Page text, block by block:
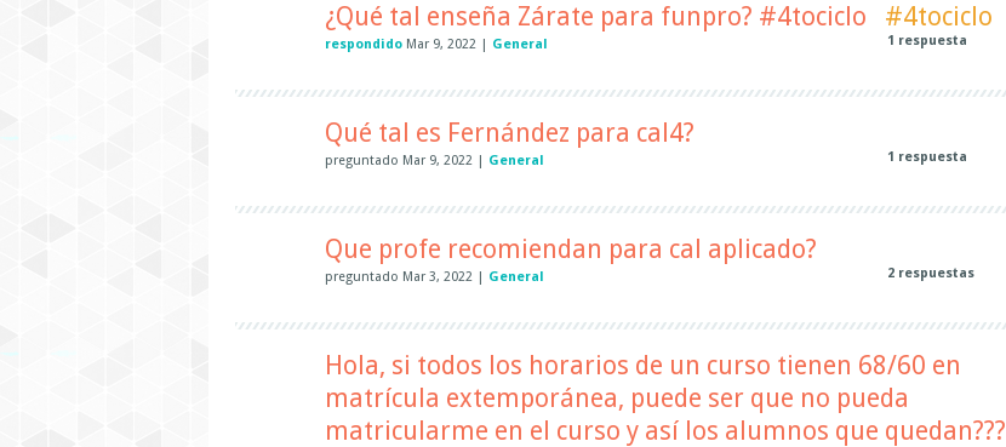
¿Qué tal enseña Zárate para funpro? #4tociclo #4tociclo
respondido Mar 9, 2022 General 1 respuesta
Qué tal es Fernández para cal4?
preguntado Mar 9, 2022 General 1 respuesta
Que profe recomiendan para cal aplicado?
preguntado Mar 3, 2022 General 2 respuestas
Hola, si todos los horarios de un curso tienen 68/60 en
matrícula extemporánea, puede ser que no pueda
matricularme en el curso y así los alumnos que quedan???